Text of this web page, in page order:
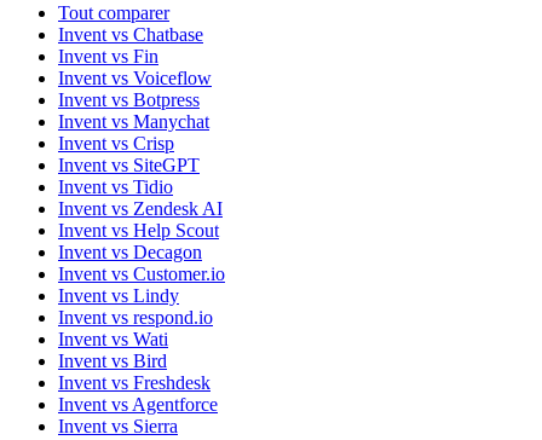
Tout comparer
Invent vs Chatbase
Invent vs Fin
Invent vs Voiceflow
Invent vs Botpress
Invent vs Manychat
Invent vs Crisp
Invent vs SiteGPT
Invent vs Tidio
Invent vs Zendesk AI
Invent vs Help Scout
Invent vs Decagon
Invent vs Customer.io
Invent vs Lindy
Invent vs respond.io
Invent vs Wati
Invent vs Bird
Invent vs Freshdesk
Invent vs Agentforce
Invent vs Sierra